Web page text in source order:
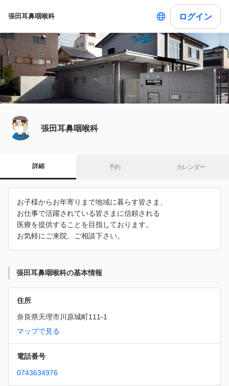
張田耳鼻咽喉科 ログイン
張田耳鼻咽喉科
詳細 予約 カレンダー
お子様からお年寄りまで地域に暮らす皆さま、
お仕事で活躍されている皆さまに信頼される
医療を提供することを目指しております。
お気軽にご来院、ご相談下さい。
張田耳鼻咽喉科の基本情報
住所
奈良県天理市川原城町111-1
マップで見る
電話番号
0743634976